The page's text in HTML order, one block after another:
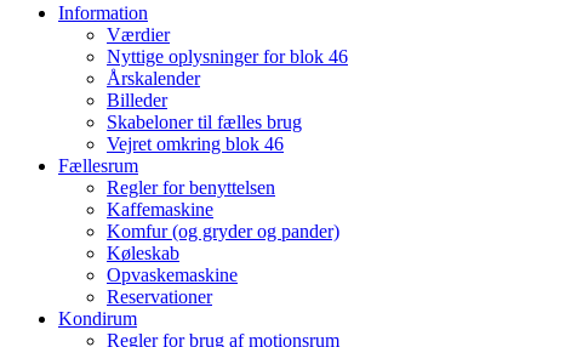
Information
Værdier
Nyttige oplysninger for blok 46
Årskalender
Billeder
Skabeloner til fælles brug
Vejret omkring blok 46
Fællesrum
Regler for benyttelsen
Kaffemaskine
Komfur (og gryder og pander)
Køleskab
Opvaskemaskine
Reservationer
Kondirum
Regler for brug af motionsrum